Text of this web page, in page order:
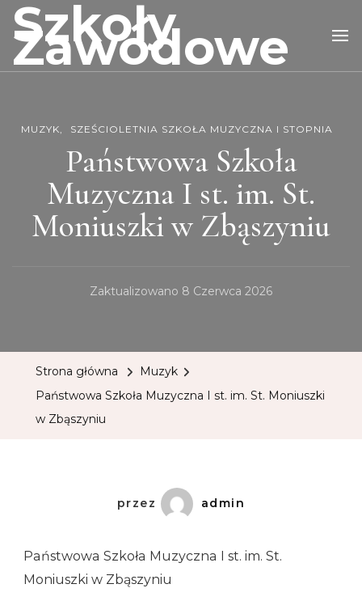
Szkoły
Zawodowe
MUZYK SZEŚCIOLETNIA SZKOŁA MUZYCZNA I STOPNIA
Państwowa Szkoła
Muzyczna I st. im. St.
Moniuszki w Zbąszyniu
Zaktualizowano 8 Czerwca 2026
Strona główna
Muzyk
Państwowa Szkoła Muzyczna I st. im. St. Moniuszki
w Zbąszyniu
przez admin
Państwowa Szkoła Muzyczna I st. im. St.
Moniuszki w Zbąszyniu